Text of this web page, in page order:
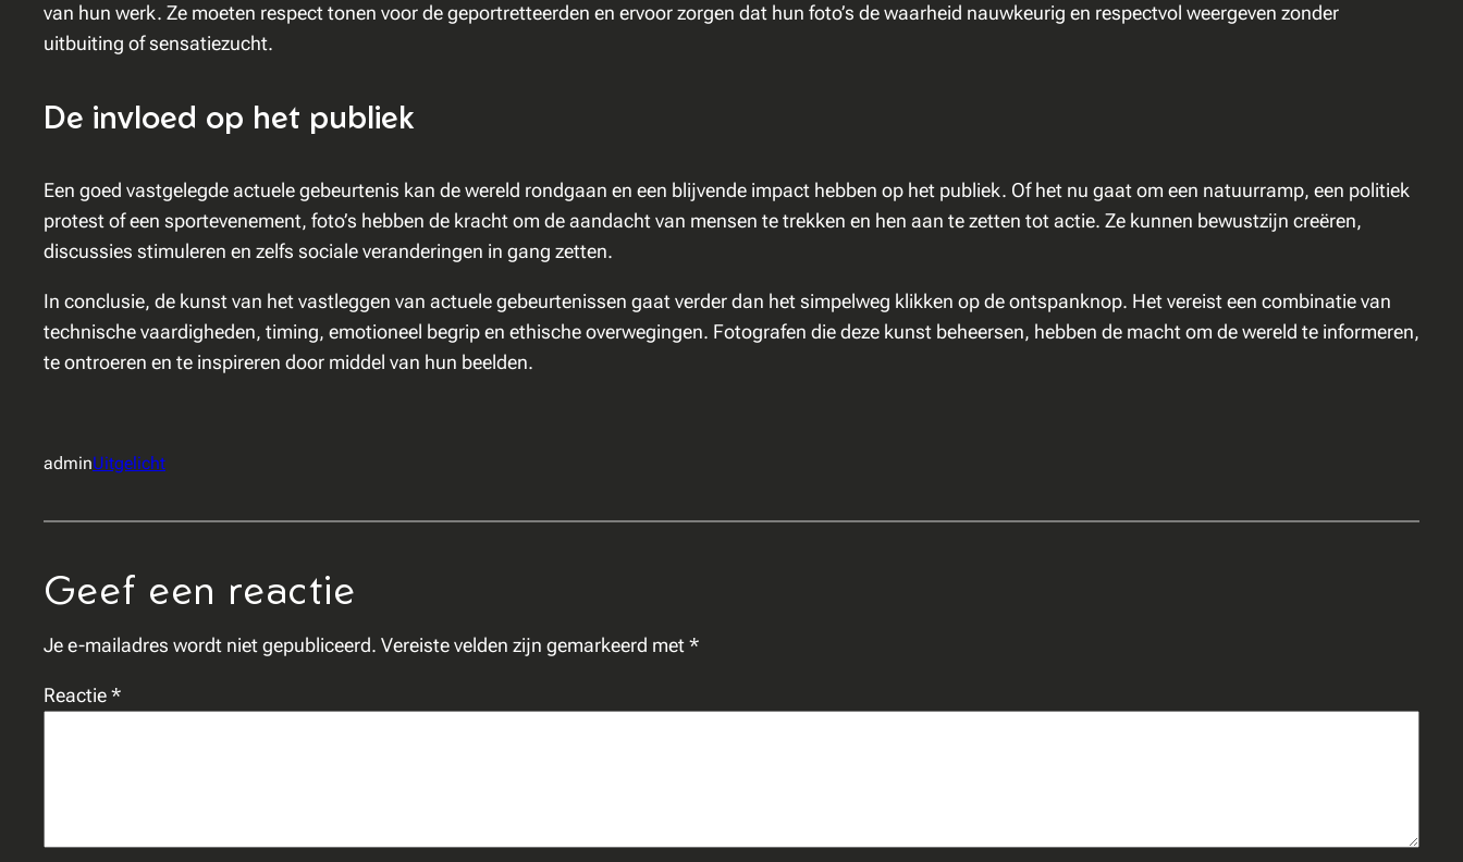
van hun werk. Ze moeten respect tonen voor de geportretteerden en ervoor zorgen dat hun foto’s de waarheid nauwkeurig en respectvol weergeven zonder
uitbuiting of sensatiezucht.
De invloed op het publiek
Een goed vastgelegde actuele gebeurtenis kan de wereld rondgaan en een blijvende impact hebben op het publiek. Of het nu gaat om een natuurramp, een politiek
protest of een sportevenement, foto’s hebben de kracht om de aandacht van mensen te trekken en hen aan te zetten tot actie. Ze kunnen bewustzijn creëren,
discussies stimuleren en zelfs sociale veranderingen in gang zetten.
In conclusie, de kunst van het vastleggen van actuele gebeurtenissen gaat verder dan het simpelweg klikken op de ontspanknop. Het vereist een combinatie van
technische vaardigheden, timing, emotioneel begrip en ethische overwegingen. Fotografen die deze kunst beheersen, hebben de macht om de wereld te informeren,
te ontroeren en te inspireren door middel van hun beelden.
adminUitgelicht
Geef een reactie
Je e-mailadres wordt niet gepubliceerd. Vereiste velden zijn gemarkeerd met*
Reactie*